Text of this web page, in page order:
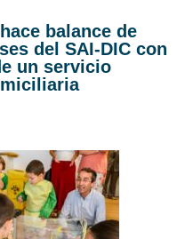
balance de
del SAI-DIC con
un servicio